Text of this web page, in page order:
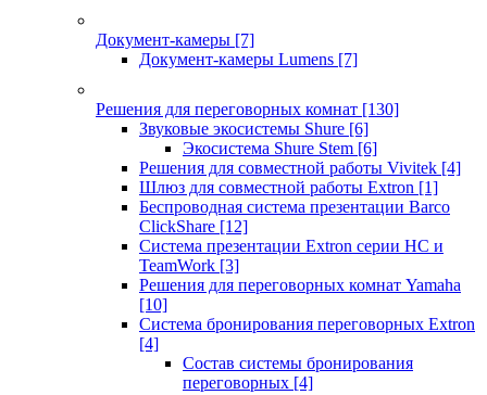
Документ-камеры [7]
Документ-камеры Lumens [7]
Решения для переговорных комнат [130]
Звуковые экосистемы Shure [6]
Экосистема Shure Stem [6]
Решения для совместной работы Vivitek [4]
Шлюз для совместной работы Extron [1]
Беспроводная система презентации Barco
ClickShare [12]
Система презентации Extron серии HC и
TeamWork [3]
Решения для переговорных комнат Yamaha
[10]
Система бронирования переговорных Extron
[4]
Состав системы бронирования
переговорных [4]